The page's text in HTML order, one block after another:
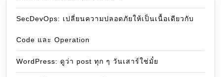
SecDevOps: เปลี่ยนความปลอดภัยให้เป็นเนื้อเดียวกับ
Code และ Operation
WordPress: ดูว่า post ทุก ๆ วันเสาร์ใช่มั๋ย